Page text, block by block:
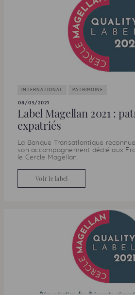
INTERNATIONAL PATRIMOINE
08/03/2021
Label Magellan 2021 :
expatriés
La Banque Transatlantique
son accompagnement dédié aux
le Cercle Magellan.
Voir le label